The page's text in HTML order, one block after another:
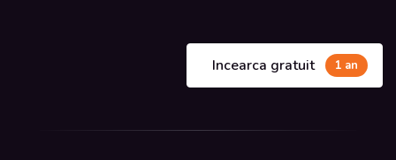
Incearca gratuit 1 an